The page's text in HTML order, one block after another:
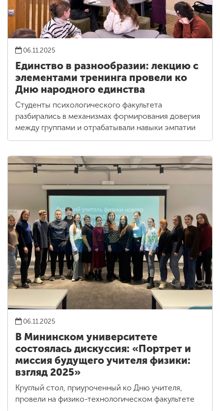
06.11.2025
Единство в разнообразии: лекцию с
элементами тренинга провели ко
Дню народного единства
Студенты психологического факультета
разбирались в механизмах формирования доверия
между группами и отрабатывали навыки эмпатии
06.11.2025
В Мининском университете
состоялась дискуссия: «Портрет и
миссия будущего учителя физики:
взгляд 2025»
Круглый стол, приуроченный ко Дню учителя,
провели на физико-технологическом факультете